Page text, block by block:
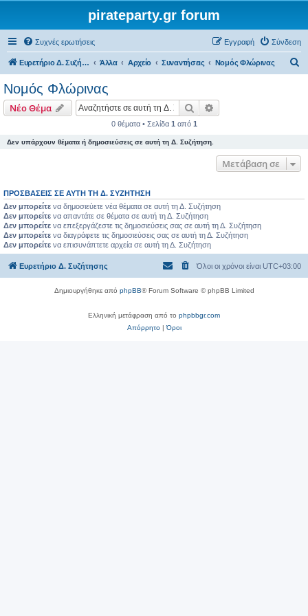
pirateparty.gr forum
Συχνές ερωτήσεις Σύνδεση
Εγγραφή
Ευρετήριο Δ. Συζήτησης Άλλα Αρχείο Συναντήσεις Νομός Φλώρινας‎
Νομός Φλώρινας‎
Νέο Θέμα Αναζήτηση
0 θέματα • Σελίδα 1 από 1
Δεν υπάρχουν θέματα ή δημοσιεύσεις σε αυτή τη Δ. Συζήτηση.
Μετάβαση σε
ΠΡΟΣΒΆΣΕΙΣ ΣΕ ΑΥΤΉ ΤΗ Δ. ΣΥΖΉΤΗΣΗ
Δεν μπορείτε να δημοσιεύετε νέα θέματα σε αυτή τη Δ. Συζήτηση
Δεν μπορείτε να απαντάτε σε θέματα σε αυτή τη Δ. Συζήτηση
Δεν μπορείτε να επεξεργάζεστε τις δημοσιεύσεις σας σε αυτή τη Δ. Συζήτηση
Δεν μπορείτε να διαγράφετε τις δημοσιεύσεις σας σε αυτή τη Δ. Συζήτηση
Δεν μπορείτε να επισυνάπτετε αρχεία σε αυτή τη Δ. Συζήτηση
Ευρετήριο Δ. Συζήτησης Όλοι οι χρόνοι είναι UTC+03:00
Δημιουργήθηκε από phpBB® Forum Software © phpBB Limited
Ελληνική μετάφραση από το phpbbgr.com
Απόρρητο|Όροι